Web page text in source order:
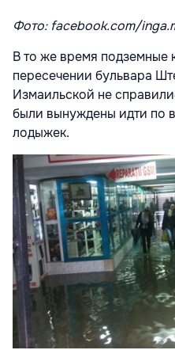
Фото: facebook.com/
В то же время подземные
пересечении бульвара
Измаильской не
были вынуждены идти по
лодыжек.